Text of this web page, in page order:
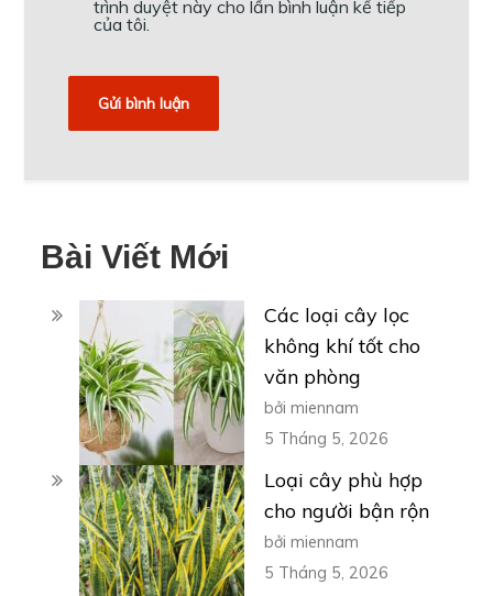
trình duyệt này cho lần bình luận kế tiếp
của tôi.
Bài Viết Mới
Các loại cây lọc
không khí tốt cho
văn phòng
bởi miennam
5 Tháng 5, 2026
Loại cây phù hợp
cho người bận rộn
bởi miennam
5 Tháng 5, 2026